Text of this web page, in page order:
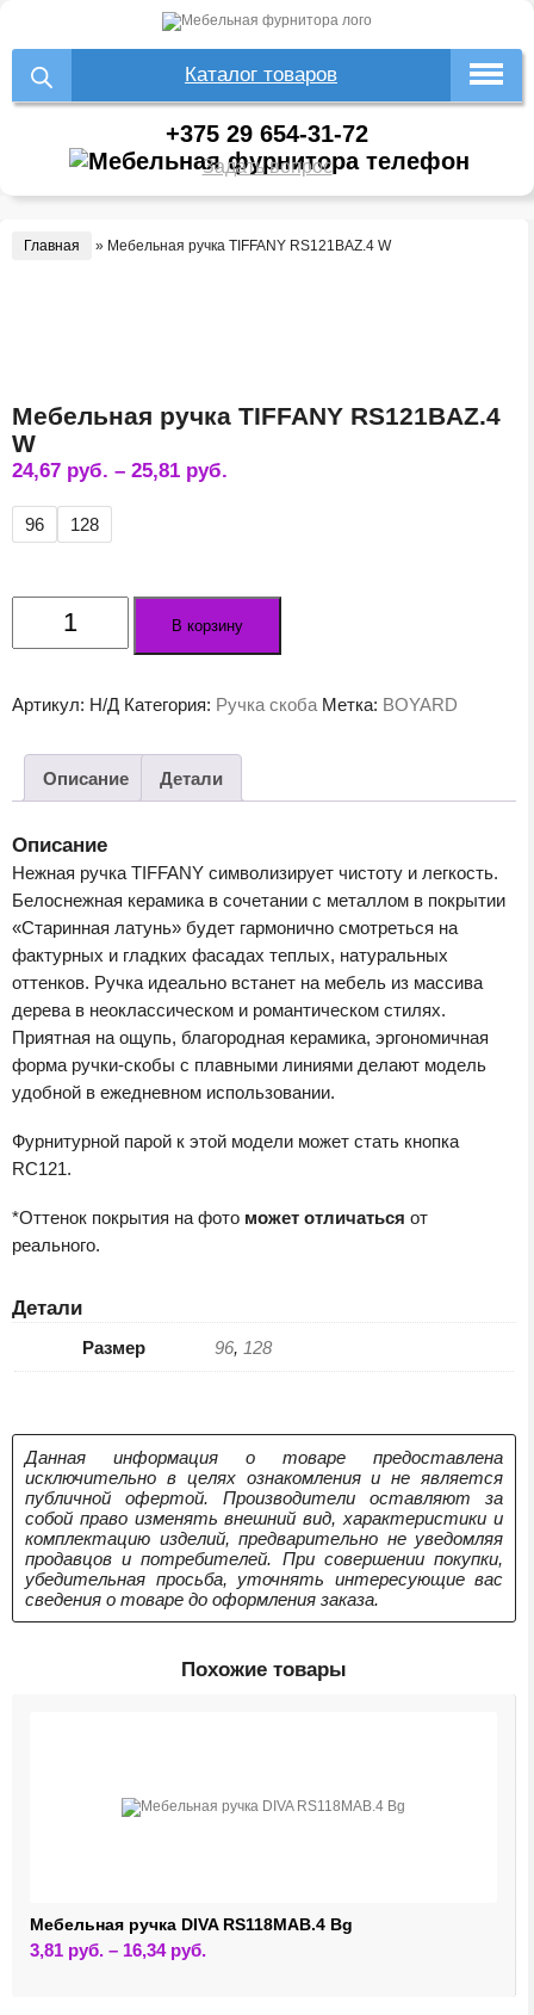
Каталог товаров
+375 29 654-31-72
Задать вопрос
Главная » Мебельная ручка TIFFANY RS121BAZ.4 W
Мебельная ручка TIFFANY RS121BAZ.4
W
24,67 руб. – 25,81 руб.
96 128
Количество
товара
TIFFANY
В корзину
Артикул: Н/Д Категория: Ручка скоба Метка: BOYARD
Описание Детали
Описание
Нежная ручка TIFFANY символизирует чистоту и легкость.
Белоснежная керамика в сочетании с металлом в покрытии
«Старинная латунь» будет гармонично смотреться на
фактурных и гладких фасадах теплых, натуральных
оттенков. Ручка идеально встанет на мебель из массива
дерева в неоклассическом и романтическом стилях.
Приятная на ощупь, благородная керамика, эргономичная
форма ручки-скобы с плавными линиями делают модель
удобной в ежедневном использовании.
Фурнитурной парой к этой модели может стать кнопка
RC121.
*Оттенок покрытия на фото может отличаться от
реального.
Детали
Размер 96, 128
Данная информация о товаре предоставлена
исключительно в целях ознакомления и не является
публичной офертой. Производители оставляют за
собой право изменять внешний вид, характеристики и
комплектацию изделий, предварительно не уведомляя
продавцов и потребителей. При совершении покупки,
убедительная просьба, уточнять интересующие вас
сведения о товаре до оформления заказа.
Похожие товары
Мебельная ручка DIVA RS118MAB.4 Bg
3,81 руб. – 16,34 руб.